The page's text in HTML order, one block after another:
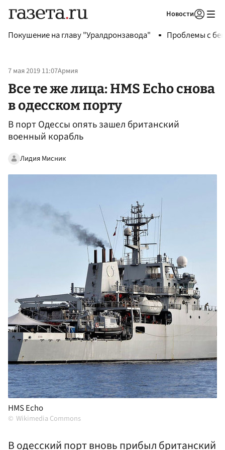
Новости
Покушение на главу "Уралдронзавода" Проблемы с
7 мая 2019 11:07Армия
Все те же лица: HMS Echo снова
в одесском порту
В порт Одессы опять зашел британский
военный корабль
Лидия Мисник
HMS Echo
Wikimedia Commons
В одесский порт вновь прибыл британский